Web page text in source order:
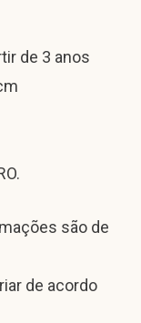
de 3 anos
são de
de acordo